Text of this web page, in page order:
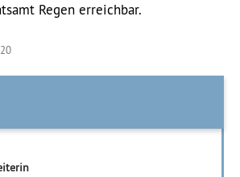
Regen erreichbar.